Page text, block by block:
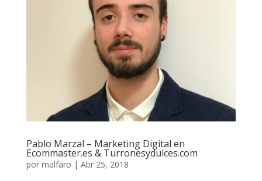
Pablo Marzal – Marketing Digital en
Ecommaster.es & Turronesydulces.com
por malfaro | Abr 25, 2018